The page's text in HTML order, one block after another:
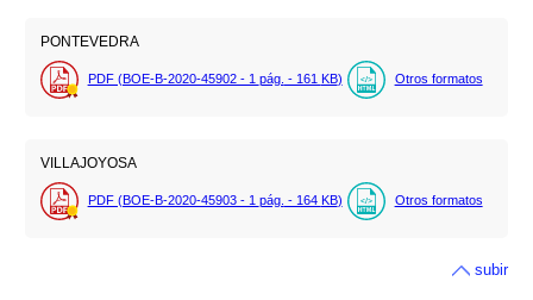
PONTEVEDRA
PDF (BOE-B-2020-45902 - 1 pág. - 161 KB) Otros formatos
VILLAJOYOSA
PDF (BOE-B-2020-45903 - 1 pág. - 164 KB) Otros formatos
subir